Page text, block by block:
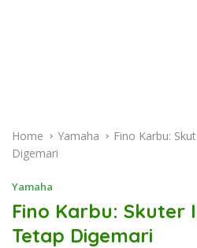
Home Yamaha
Fino Karbu:
Digemari
Yamaha
Fino Karbu: Skuter
Tetap Digemari